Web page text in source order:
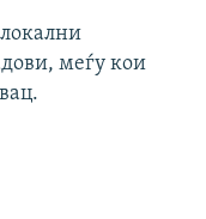
меѓу кои